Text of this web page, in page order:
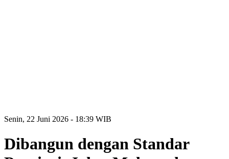
Senin, 22 Juni 2026 - 18:39 WIB
Dibangun dengan Standar